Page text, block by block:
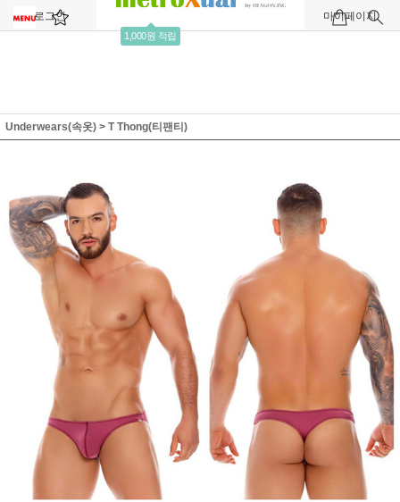
로그인
1,000원 적립
마이페이지
Underwears(속옷) > T Thong(티팬티)